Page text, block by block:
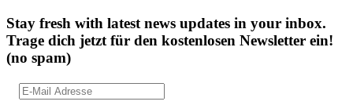
Stay fresh with latest news updates in your inbox.
Trage dich jetzt für den kostenlosen Newsletter ein!
(no spam)